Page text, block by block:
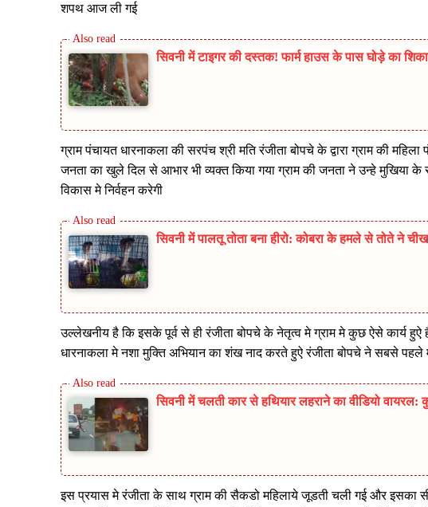
शपथ आज ली गई
सिवनी में टाइगर की दस्तक! फार्म हाउस के पास घोड़े का
ग्राम पंचायत धारनाकला की सरपंच श्री मति रंजीता बोपचे के द्वारा ग्राम की
जनता का खुले दिल से आभार भी व्यक्त किया गया ग्राम की जनता ने उन्हे मुखिया के
विकास मे निर्वहन करेगी
सिवनी में पालतू तोता बना हीरो: कोबरा के हमले से तोते ने
उल्लेखनीय है कि इसके पूर्व से ही रंजीता बोपचे के नेतृत्व मे ग्राम मे कुछ ऐसे कार्य
धारनाकला मे नशा मुक्ति अभियान का शंख नाद करते हुऐ रंजीता बोपचे ने सबसे पहले
सिवनी में चलती कार से हथियार लहराने का वीडियो वायरल:
इस प्रयास मे रंजीता के साथ ग्राम की सैकडो महिलाये जूडती चली गई और इसका